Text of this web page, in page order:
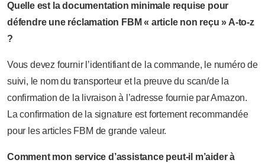
Quelle est la documentation minimale requise pour
défendre une réclamation FBM « article non reçu » A-to-z
?
Vous devez fournir l’identifiant de la commande, le numéro de
suivi, le nom du transporteur et la preuve du scan/de la
confirmation de la livraison à l’adresse fournie par Amazon.
La confirmation de la signature est fortement recommandée
pour les articles FBM de grande valeur.
Comment mon service d’assistance peut-il m’aider à